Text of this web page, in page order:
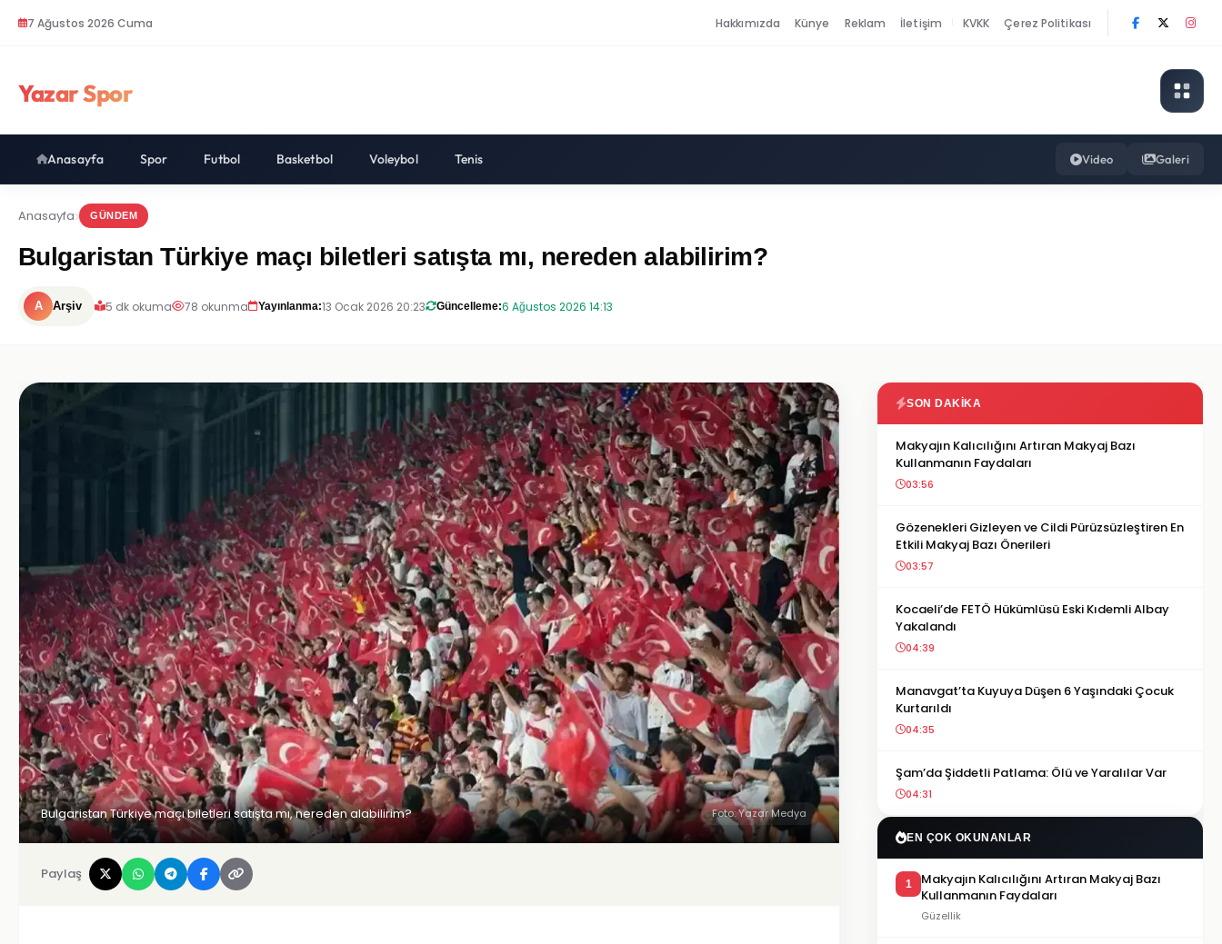
7 Ağustos 2026 Cuma Hakkımızda Künye Reklam İletişim KVKK Çerez Politikası
Yazar Spor
Anasayfa Spor Futbol Basketbol Voleybol Tenis Video Galeri
Anasayfa GÜNDEM
Bulgaristan Türkiye maçı biletleri satışta mı, nereden alabilirim?
A Arşiv 5 dk okuma 78 okunma Yayınlanma:13 Ocak 2026 20:23 Güncelleme:6 Ağustos 2026 14:13
Bulgaristan Türkiye maçı biletleri satışta mı, nereden alabilirim? Foto: Yazar Medya
Paylaş
SON DAKIKA
Makyajın Kalıcılığını Artıran Makyaj Bazı
Kullanmanın Faydaları
03:56
Gözenekleri Gizleyen ve Cildi Pürüzsüzleştiren En
Etkili Makyaj Bazı Önerileri
03:57
Kocaeli’de FETÖ Hükümlüsü Eski Kıdemli Albay
Yakalandı
04:39
Manavgat’ta Kuyuya Düşen 6 Yaşındaki Çocuk
Kurtarıldı
04:35
Şam’da Şiddetli Patlama: Ölü ve Yaralılar Var
04:31
EN ÇOK OKUNANLAR
1
Makyajın Kalıcılığını Artıran Makyaj Bazı
Kullanmanın Faydaları
Güzellik